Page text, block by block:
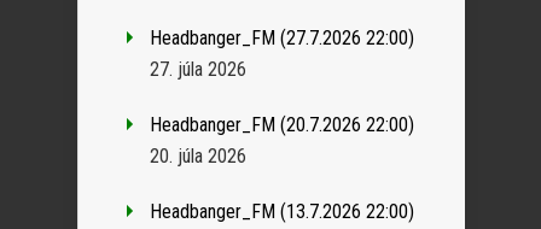
Headbanger_FM (27.7.2026 22:00)
27. júla 2026
Headbanger_FM (20.7.2026 22:00)
20. júla 2026
Headbanger_FM (13.7.2026 22:00)